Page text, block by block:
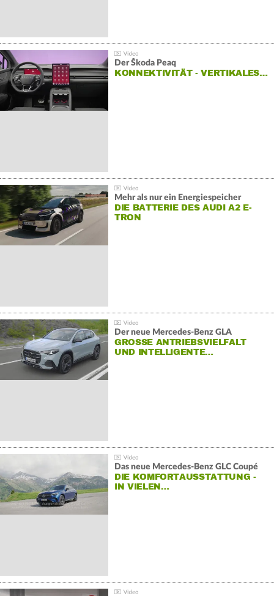
Der Škoda Peaq
KONNEKTIVITÄT - VERTIKALES…
Mehr als nur ein Energiespeicher
DIE BATTERIE DES AUDI A2 E-
TRON
Der neue Mercedes-Benz GLA
GROSSE ANTRIEBSVIELFALT U
ND INTELLIGENTE…
Das neue Mercedes-Benz GLC Coupé
DIE KOMFORTAUSSTATTUNG -
IN VIELEN…